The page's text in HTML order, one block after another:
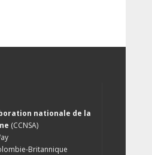
nationale de la
(CCNSA)
Britannique